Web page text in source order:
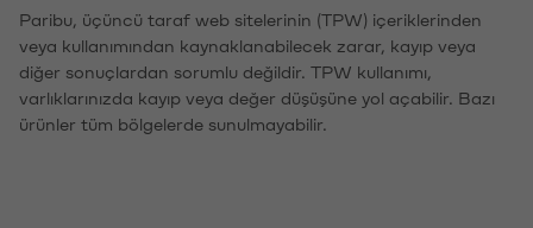
Paribu, üçüncü taraf web sitelerinin (TPW) içeriklerinden
veya kullanımından kaynaklanabilecek zarar, kayıp veya
diğer sonuçlardan sorumlu değildir. TPW kullanımı,
varlıklarınızda kayıp veya değer düşüşüne yol açabilir. Bazı
ürünler tüm bölgelerde sunulmayabilir.